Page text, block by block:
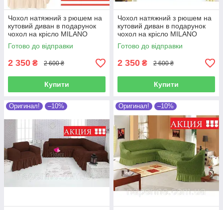
Чохол натяжний з рюшем на
кутовий диван в подарунок
чохол на крісло MILANO
кремовий
Готово до відправки
2 350 ₴ 2 600 ₴
Купити
Чохол натяжний з рюшем на
кутовий диван в подарунок
чохол на крісло MILANO
гірчичний
Готово до відправки
2 350 ₴ 2 600 ₴
Купити
Оригинал! –10% Оригинал! –10%